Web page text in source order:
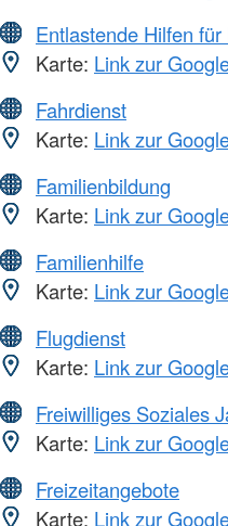
Entlastende Hilfen
Karte: Link zur
Fahrdienst
Karte: Link zur
Familienbildung
Karte: Link zur
Familienhilfe
Karte: Link zur
Flugdienst
Karte: Link zur
Freiwilliges Soziales
Karte: Link zur
Freizeitangebote
Karte: Link zur